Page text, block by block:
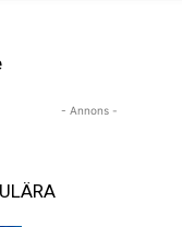
- Annons -